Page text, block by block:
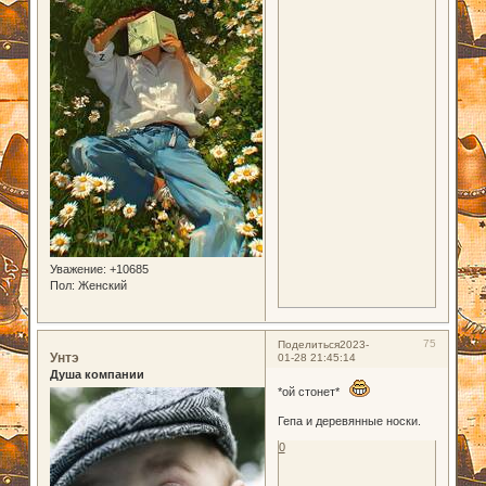
Уважение: +10685
Пол: Женский
Поделиться 75
2023-
01-28 21:45:14
Унтэ
Душа компании
*ой стонет*
Гепа и деревянные носки.
0